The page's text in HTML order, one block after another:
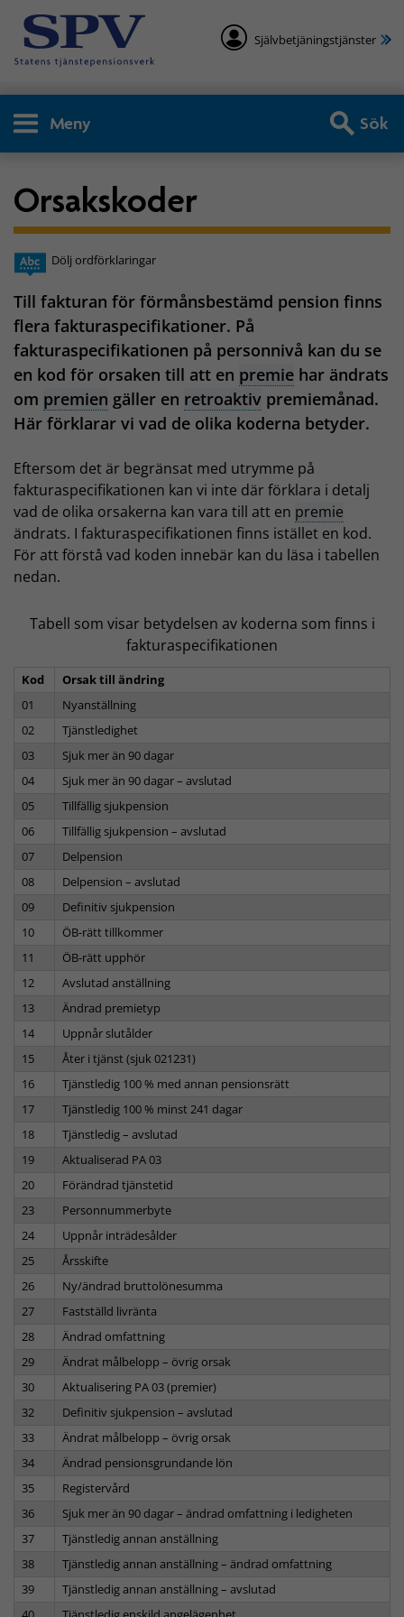
Självbetjäningstjänster
Meny Sök
Orsakskoder
Dölj ordförklaringar
Till fakturan för förmånsbestämd pension finns
flera fakturaspecifikationer. På
fakturaspecifikationen på personnivå kan du se
en kod för orsaken till att en premie har ändrats
om premien gäller en retroaktiv premiemånad.
Här förklarar vi vad de olika koderna betyder.
Eftersom det är begränsat med utrymme på
fakturaspecifikationen kan vi inte där förklara i detalj
vad de olika orsakerna kan vara till att en premie
ändrats. I fakturaspecifikationen finns istället en kod.
För att förstå vad koden innebär kan du läsa i tabellen
nedan.
Tabell som visar betydelsen av koderna som finns i
fakturaspecifikationen
Kod
Orsak till ändring
01
Nyanställning
02
Tjänstledighet
03
Sjuk mer än 90 dagar
04
Sjuk mer än 90 dagar – avslutad
05
Tillfällig sjukpension
06
Tillfällig sjukpension – avslutad
07
Delpension
08
Delpension – avslutad
09
Definitiv sjukpension
10
ÖB-rätt tillkommer
11
ÖB-rätt upphör
12
Avslutad anställning
13
Ändrad premietyp
14
Uppnår slutålder
15
Åter i tjänst (sjuk 021231)
16
Tjänstledig 100 % med annan pensionsrätt
17
Tjänstledig 100 % minst 241 dagar
18
Tjänstledig – avslutad
19
Aktualiserad PA 03
20
Förändrad tjänstetid
23
Personnummerbyte
24
Uppnår inträdesålder
25
Årsskifte
26
Ny/ändrad bruttolönesumma
27
Fastställd livränta
28
Ändrad omfattning
29
Ändrat målbelopp – övrig orsak
30
Aktualisering PA 03 (premier)
32
Definitiv sjukpension – avslutad
33
Ändrat målbelopp – övrig orsak
34
Ändrad pensionsgrundande lön
35
Registervård
36
Sjuk mer än 90 dagar – ändrad omfattning i ledigheten
37
Tjänstledig annan anställning
38
Tjänstledig annan anställning – ändrad omfattning
39
Tjänstledig annan anställning – avslutad